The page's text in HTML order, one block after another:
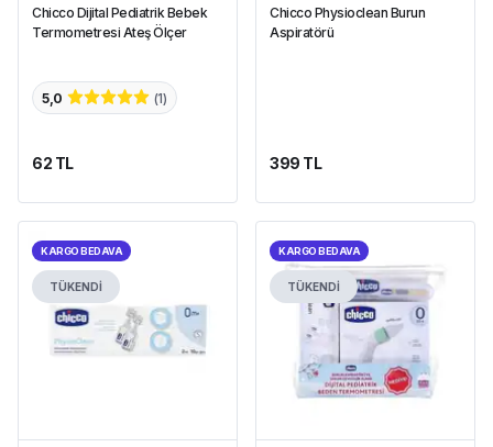
Chicco Dijital Pediatrik Bebek
Termometresi Ateş Ölçer
5,0 (1)
62 TL
Chicco Physioclean Burun
Aspiratörü
399 TL
KARGO BEDAVA
TÜKENDİ
KARGO BEDAVA
TÜKENDİ